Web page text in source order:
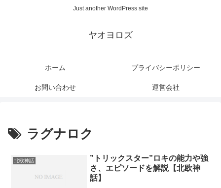
Just another WordPress site
ヤオヨロズ
ホーム プライバシーポリシー
お問い合わせ 運営会社
ラグナロク
北欧神話
”トリックスター”ロキの能力や強
さ、エピソードを解説【北欧神
話】